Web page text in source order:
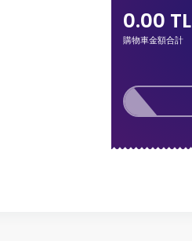
0.00 TL
購物車金額合計